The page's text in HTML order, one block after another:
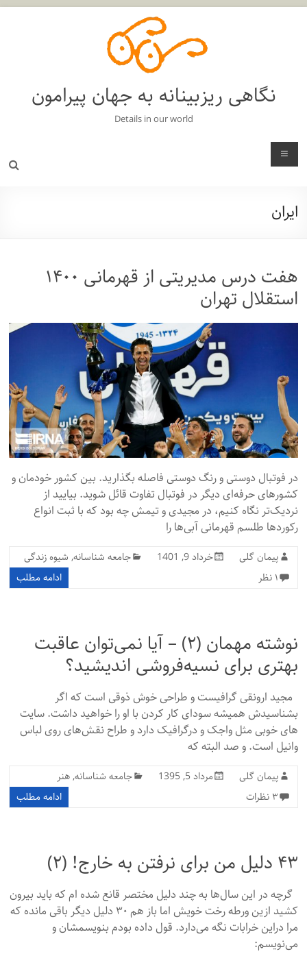
نگاهی ریزبینانه به جهان پیرامون
Details in our world
منو
ایران
هفت درس مدیریتی از قهرمانی ۱۴۰۰
استقلال تهران
در فوتبال دوستی و رنگ دوستی فاصله بگذارید. بین کشور خودمان و
کشورهای حرفه‌ای دیگر در فوتبال تفاوت قائل شوید. بیایید از
نردیک‌تر نگاه کنیم، در مجیدی و تیمش چه بود که با ثبت انواع
رکوردها طلسم قهرمانی آبی‌ها را
پیمان گلی خرداد 9, 1401 جامعه شناسانه, شیوه زندگی
۱ نظر
ادامه مطلب
نوشته مهمان (۲) – آیا نمی‌توان عاقبت
بهتری برای نسیه‌فروشی اندیشید؟
مجید ارونقی گرافیست و طراحی خوش ذوقی است که اگر
بشناسیدش همیشه سودای کار کردن با او را خواهید داشت. سایت
های خوبی مثل واجک و در‌گرافیک دارد و طراح نقش‌های روی لباس
وانیل است. و صد البته که
پیمان گلی مرداد 5, 1395 جامعه شناسانه,هنر
۳ نظرات
ادامه مطلب
۴۳ دلیل من برای نرفتن به خارج! (۲)
گرچه در این سال‌ها به چند دلیل مختصر قانع شده ام که باید بیرون
کشید ازین ورطه رخت خویش اما باز هم ۳۰ دلیل دیگر باقی مانده که
مرا دراین خرابات نگه می‌دارد. قول داده بودم بنویسمشان و
می‌نویسم: